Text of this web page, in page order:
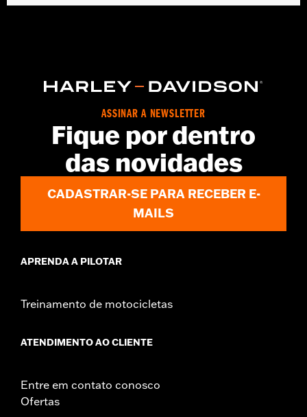
Material:
Leather
1 leather rosette and lacing strap
WARRANTY:1 year limited warranty – Go to
www.h-
d.com/warrantyfor full details
ASSINAR A NEWSLETTER
Fique por dentro
das novidades
CADASTRAR-SE PARA RECEBER E-
MAILS
APRENDA A PILOTAR
Treinamento de motocicletas
ATENDIMENTO AO CLIENTE
Entre em contato conosco
Ofertas